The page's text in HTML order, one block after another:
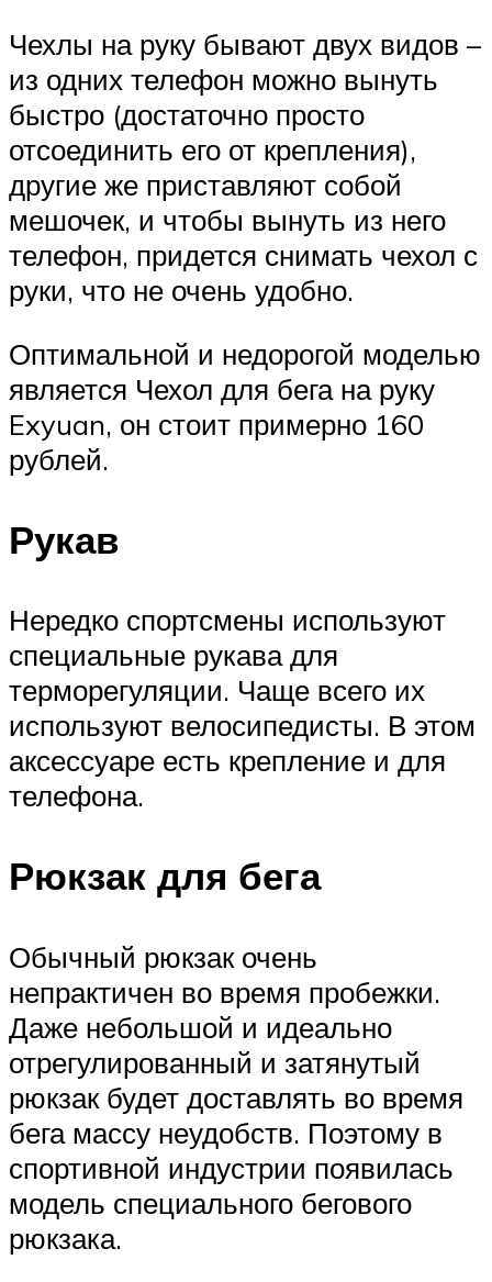
Чехлы на руку бывают двух видов –
из одних телефон можно вынуть
быстро (достаточно просто
отсоединить его от крепления),
другие же приставляют собой
мешочек, и чтобы вынуть из него
телефон, придется снимать чехол с
руки, что не очень удобно.
Оптимальной и недорогой моделью
является Чехол для бега на руку
Exyuan, он стоит примерно 160
рублей.
Рукав
Нередко спортсмены используют
специальные рукава для
терморегуляции. Чаще всего их
используют велосипедисты. В этом
аксессуаре есть крепление и для
телефона.
Рюкзак для бега
Обычный рюкзак очень
непрактичен во время пробежки.
Даже небольшой и идеально
отрегулированный и затянутый
рюкзак будет доставлять во время
бега массу неудобств. Поэтому в
спортивной индустрии появилась
модель специального бегового
рюкзака.